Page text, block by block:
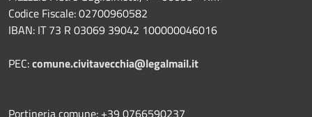
Codice Fiscale: 02700960582
IBAN: IT 73 R 03069 39042 100000046016
PEC:comune.civitavecchia@legalmail.it